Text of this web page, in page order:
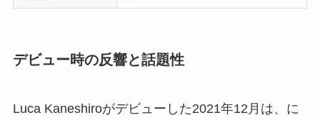
デビュー時の反響と話題性
Luca Kaneshiroがデビューした2021年12月は、に